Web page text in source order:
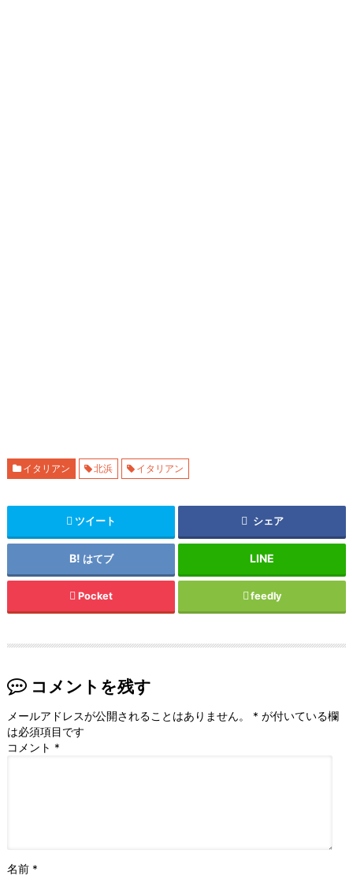
イタリアン 北浜 イタリアン
ツイート シェア
はてブ
Pocket feedly
コメントを残す
メールアドレスが公開されることはありません。 * が付いている欄
は必須項目です
コメント *
名前 *